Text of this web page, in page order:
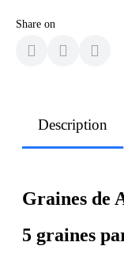
Share on
Description
Graines de
5 graines